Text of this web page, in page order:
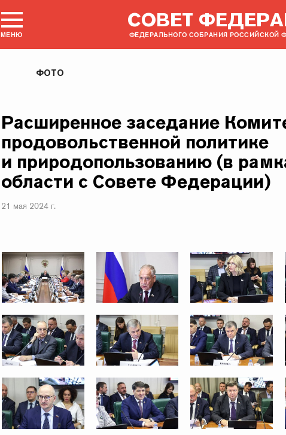
МЕНЮ
СОВЕТ
ФЕДЕРАЛЬНОГО СОБРАНИЯ РОССИЙСКОЙ
ФОТО
Расширенное заседание
продовольственной политике
и природопользованию (в
области с Совете Федерации)
21 мая 2024 г.